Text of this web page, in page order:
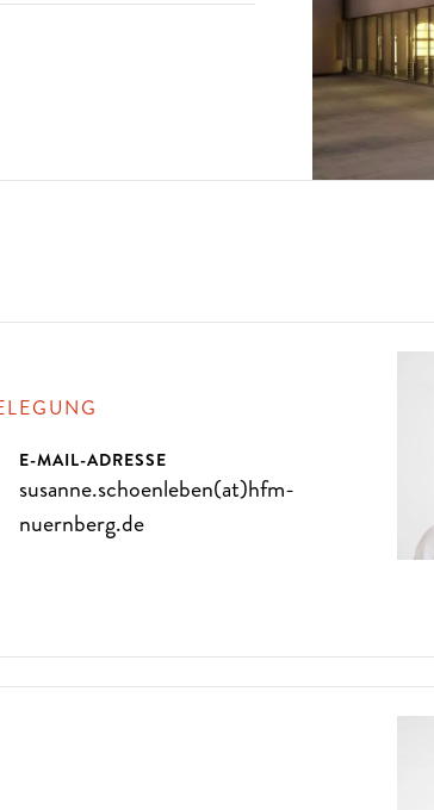
E-MAIL-ADRESSE
susanne.schoenleben(at)hfm-
nuernberg.de